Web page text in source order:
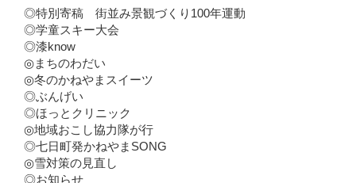
◎特別寄稿 街並み景観づくり100年運動
◎学童スキー大会
◎漆know
◎まちのわだい
◎冬のかねやまスイーツ
◎ぶんげい
◎ほっとクリニック
◎地域おこし協力隊が行
◎七日町発かねやまSONG
◎雪対策の見直し
◎お知らせ